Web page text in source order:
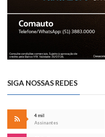
SIGA NOSSAS REDES
4 mil
Assinantes